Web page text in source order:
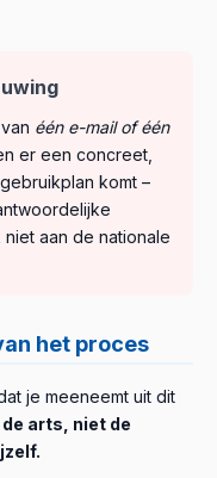
één e-mail of één
er een concreet,
komt –
aan de nationale
het proces
je meeneemt uit dit
arts, niet de